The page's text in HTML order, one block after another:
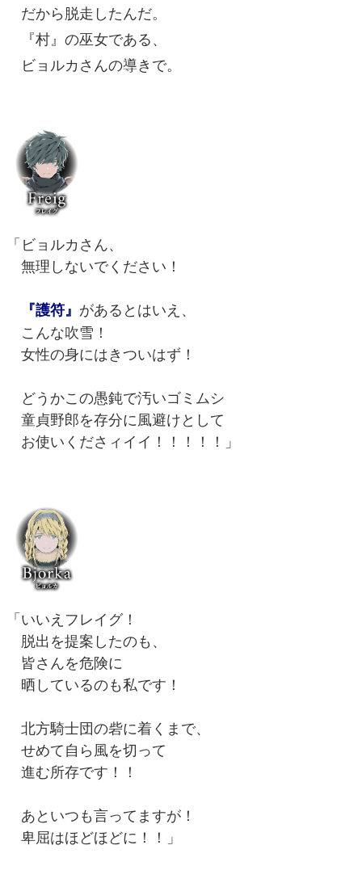
だから脱走したんだ。
『村』の巫女である、
ビョルカさんの導きで。
「ビョルカさん、
無理しないでください！
『護符』 があるとはいえ、
こんな吹雪！
女性の身にはきついはず！
どうかこの愚鈍で汚いゴミムシ
童貞野郎を存分に風避けとして
お使いくださィイイ！！！！！」
「いいえフレイグ！
脱出を提案したのも、
皆さんを危険に
晒しているのも私です！
北方騎士団の砦に着くまで、
せめて自ら風を切って
進む所存です！！
あといつも言ってますが！
卑屈はほどほどに！！」